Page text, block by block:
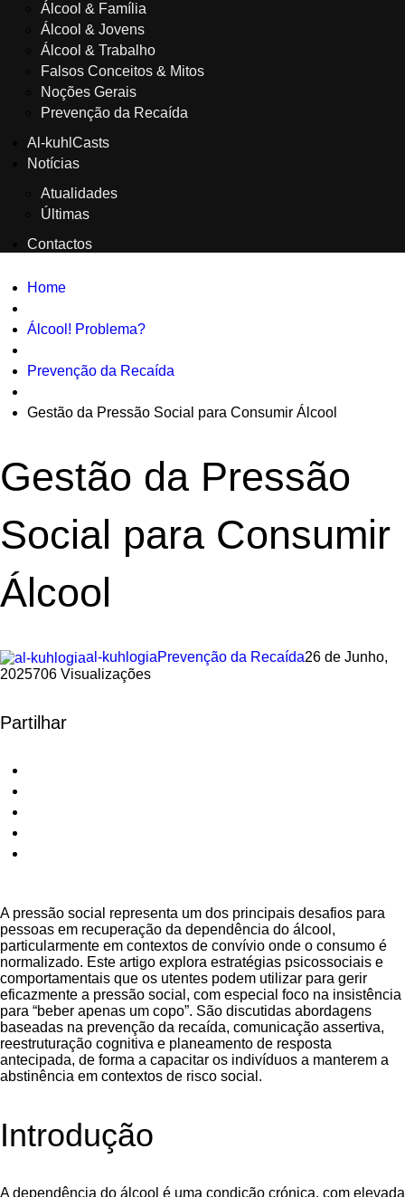
Álcool & Família
Álcool & Jovens
Álcool & Trabalho
Falsos Conceitos & Mitos
Noções Gerais
Prevenção da Recaída
Al-kuhlCasts
Notícias
Atualidades
Últimas
Contactos
Home
Álcool! Problema?
Prevenção da Recaída
Gestão da Pressão Social para Consumir Álcool
Gestão da Pressão
Social para Consumir
Álcool
al-kuhlogiaPrevenção da Recaída26 de Junho,
2025706 Visualizações
Partilhar
A pressão social representa um dos principais desafios para
pessoas em recuperação da dependência do álcool,
particularmente em contextos de convívio onde o consumo é
normalizado. Este artigo explora estratégias psicossociais e
comportamentais que os utentes podem utilizar para gerir
eficazmente a pressão social, com especial foco na insistência
para “beber apenas um copo”. São discutidas abordagens
baseadas na prevenção da recaída, comunicação assertiva,
reestruturação cognitiva e planeamento de resposta
antecipada, de forma a capacitar os indivíduos a manterem a
abstinência em contextos de risco social.
Introdução
A dependência do álcool é uma condição crónica, com elevada